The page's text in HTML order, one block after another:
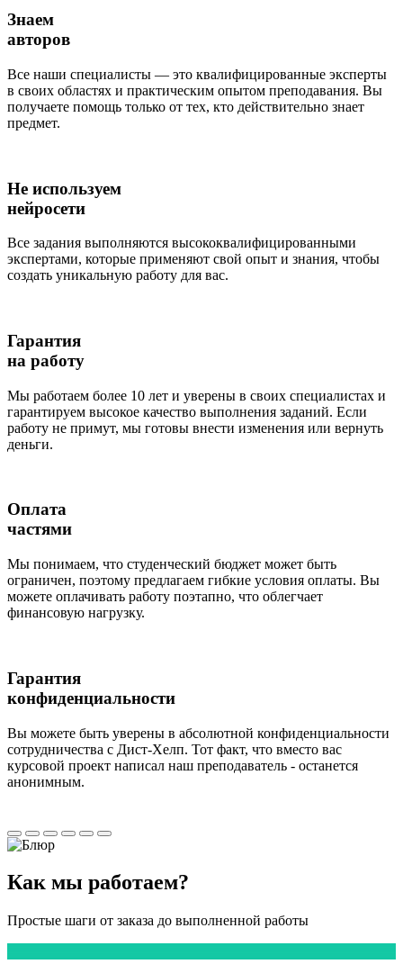
Знаем
авторов
Все наши специалисты — это квалифицированные эксперты
в своих областях и практическим опытом преподавания. Вы
получаете помощь только от тех, кто действительно знает
предмет.
Не используем
нейросети
Все задания выполняются высококвалифицированными
экспертами, которые применяют свой опыт и знания, чтобы
создать уникальную работу для вас.
Гарантия
на работу
Мы работаем более 10 лет и уверены в своих специалистах и
гарантируем высокое качество выполнения заданий. Если
работу не примут, мы готовы внести изменения или вернуть
деньги.
Оплата
частями
Мы понимаем, что студенческий бюджет может быть
ограничен, поэтому предлагаем гибкие условия оплаты. Вы
можете оплачивать работу поэтапно, что облегчает
финансовую нагрузку.
Гарантия
конфиденциальности
Вы можете быть уверены в абсолютной конфиденциальности
сотрудничества с Дист-Хелп. Тот факт, что вместо вас
курсовой проект написал наш преподаватель - останется
анонимным.
Как мы работаем?
Простые шаги от заказа до выполненной работы